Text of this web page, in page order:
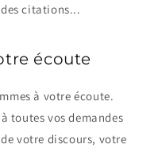
citations...
écoute
à votre écoute.
toutes vos demandes
votre discours, votre